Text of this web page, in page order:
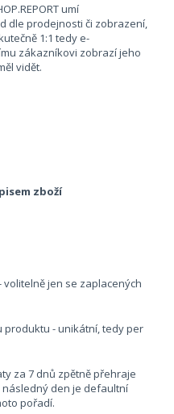
umí
dle prodejnosti či zobrazení,
1:1 tedy e-
zákazníkovi zobrazí jeho
vidět.
zboží
jen se zaplacených
- unikátní, tedy per
za 7 dnů zpětně přehraje
den je defaultní
pořadí.